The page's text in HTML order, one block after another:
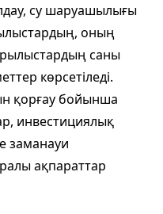
су шаруашылығы
оның
саны
көрсетіледі.
қорғау бойынша
инвестициялық
заманауи
ақпараттар